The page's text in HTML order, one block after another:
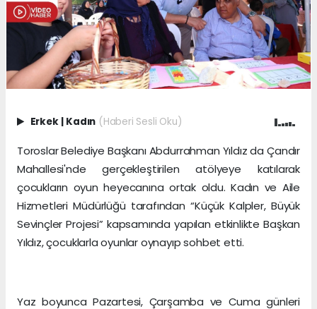
Erkek | Kadın (Haberi Sesli Oku)
Toroslar Belediye Başkanı Abdurrahman Yıldız da Çandır
Mahallesi'nde gerçekleştirilen atölyeye katılarak
çocukların oyun heyecanına ortak oldu. Kadın ve Aile
Hizmetleri Müdürlüğü tarafından “Küçük Kalpler, Büyük
Sevinçler Projesi” kapsamında yapılan etkinlikte Başkan
Yıldız, çocuklarla oyunlar oynayıp sohbet etti.
Yaz boyunca Pazartesi, Çarşamba ve Cuma günleri